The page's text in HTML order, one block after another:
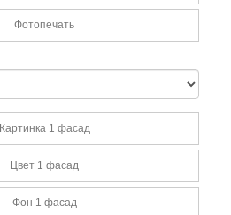
Фотопечать
Картинка 1 фасад
Цвет 1 фасад
Фон 1 фасад